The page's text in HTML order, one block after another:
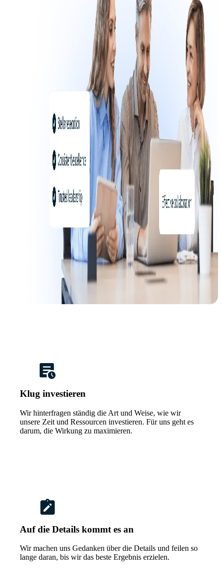
Klug investieren
Wir hinterfragen ständig die Art und Weise, wie wir
unsere Zeit und Ressourcen investieren. Für uns geht es
darum, die Wirkung zu maximieren.
Auf die Details kommt es an
Wir machen uns Gedanken über die Details und feilen so
lange daran, bis wir das beste Ergebnis erzielen.